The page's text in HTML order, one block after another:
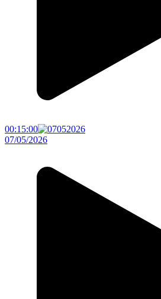
00:15:00
07/05/2026